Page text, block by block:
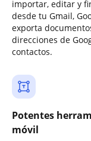
importar, editar y
desde tu Gmail,
exporta
direcciones de
contactos.
Potentes
móvil